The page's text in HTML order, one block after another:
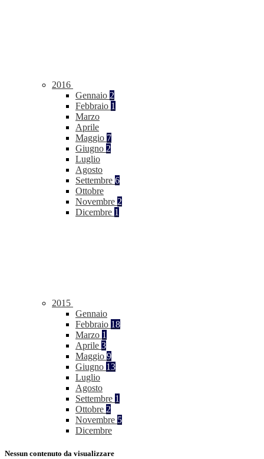
2016
Gennaio 2
Febbraio 1
Marzo
Aprile
Maggio 7
Giugno 2
Luglio
Agosto
Settembre 6
Ottobre
Novembre 2
Dicembre 1
2015
Gennaio
Febbraio 18
Marzo 1
Aprile 3
Maggio 9
Giugno 13
Luglio
Agosto
Settembre 1
Ottobre 2
Novembre 5
Dicembre
Nessun contenuto da visualizzare